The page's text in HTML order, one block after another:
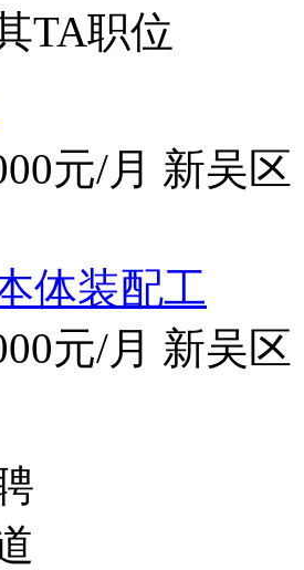
TA职位
元/月 新吴区
体装配工
元/月 新吴区